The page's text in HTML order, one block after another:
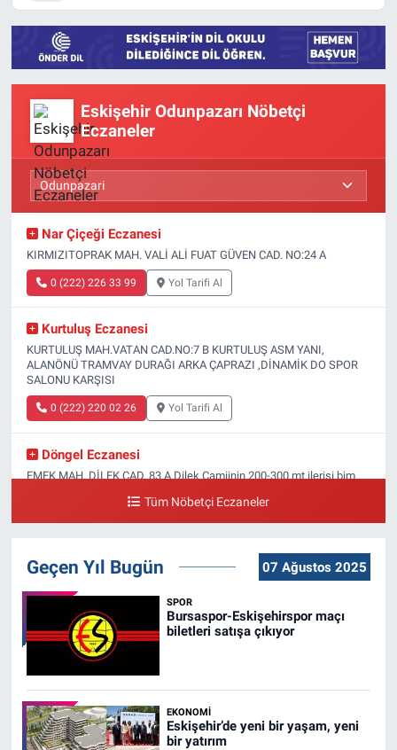
Eskişehir Odunpazarı Nöbetçi
Eczaneler
Nar Çiçeği Eczanesi
KIRMIZITOPRAK MAH. VALİ ALİ FUAT GÜVEN CAD. NO:24 A
0 (222) 226 33 99 Yol Tarifi Al
Kurtuluş Eczanesi
KURTULUŞ MAH.VATAN CAD.NO:7 B KURTULUŞ ASM YANI,
ALANÖNÜ TRAMVAY DURAĞI ARKA ÇAPRAZI ,DİNAMİK DO SPOR
SALONU KARŞISI
0 (222) 220 02 26 Yol Tarifi Al
Döngel Eczanesi
EMEK MAH. DİLEK CAD. 83 A Dilek Camiinin 200-300 mt ilerisi bim
Tepeoğlu Eczanesi
KARŞI KÖŞESİ ŞAİR FUZULİ AİLE SAĞLIĞI MERKEZİ KARŞISI
0 (222) 230 11 31 Yol Tarifi Al
Tüm Nöbetçi Eczaneler
Geçen Yıl Bugün 07 Ağustos 2025
SPOR
Bursaspor-Eskişehirspor maçı
biletleri satışa çıkıyor
EKONOMI
Eskişehir’de yeni bir yaşam, yeni
bir yatırım